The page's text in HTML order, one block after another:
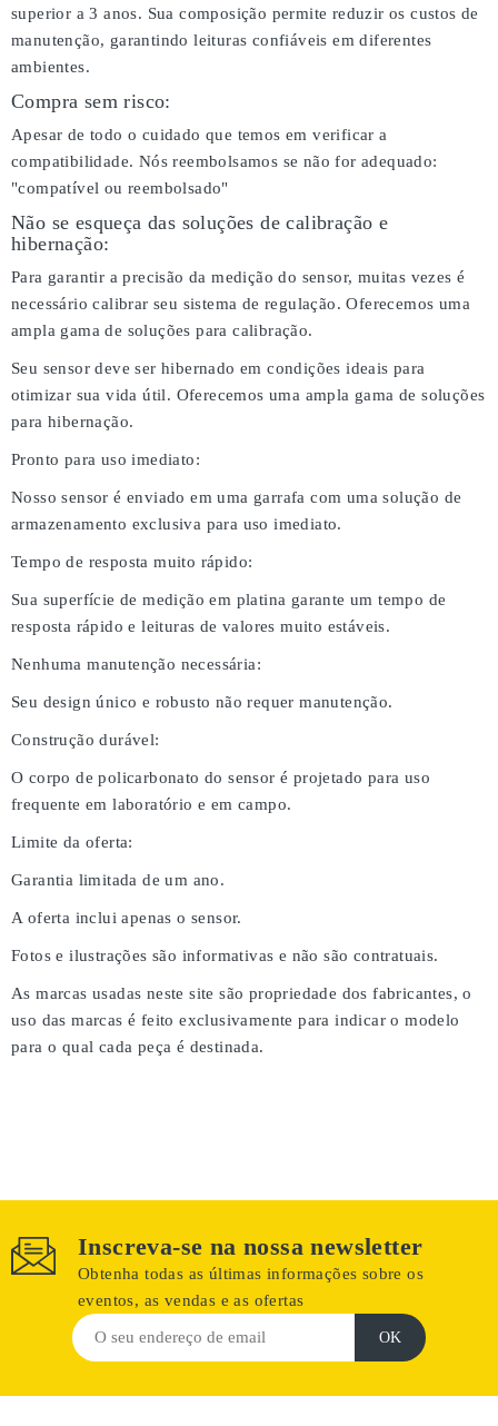
superior a 3 anos. Sua composição permite reduzir os custos de
manutenção, garantindo leituras confiáveis em diferentes
ambientes.
Compra sem risco:
Apesar de todo o cuidado que temos em verificar a
compatibilidade. Nós reembolsamos se não for adequado:
"compatível ou reembolsado"
Não se esqueça das soluções de calibração e
hibernação:
Para garantir a precisão da medição do sensor, muitas vezes é
necessário calibrar seu sistema de regulação. Oferecemos uma
ampla gama de soluções para calibração.
Seu sensor deve ser hibernado em condições ideais para
otimizar sua vida útil. Oferecemos uma ampla gama de soluções
para hibernação.
Pronto para uso imediato:
Nosso sensor é enviado em uma garrafa com uma solução de
armazenamento exclusiva para uso imediato.
Tempo de resposta muito rápido:
Sua superfície de medição em platina garante um tempo de
resposta rápido e leituras de valores muito estáveis.
Nenhuma manutenção necessária:
Seu design único e robusto não requer manutenção.
Construção durável:
O corpo de policarbonato do sensor é projetado para uso
frequente em laboratório e em campo.
Limite da oferta:
Garantia limitada de um ano.
A oferta inclui apenas o sensor.
Fotos e ilustrações são informativas e não são contratuais.
As marcas usadas neste site são propriedade dos fabricantes, o
uso das marcas é feito exclusivamente para indicar o modelo
para o qual cada peça é destinada.
Inscreva-se na nossa newsletter
Obtenha todas as últimas informações sobre os
eventos, as vendas e as ofertas